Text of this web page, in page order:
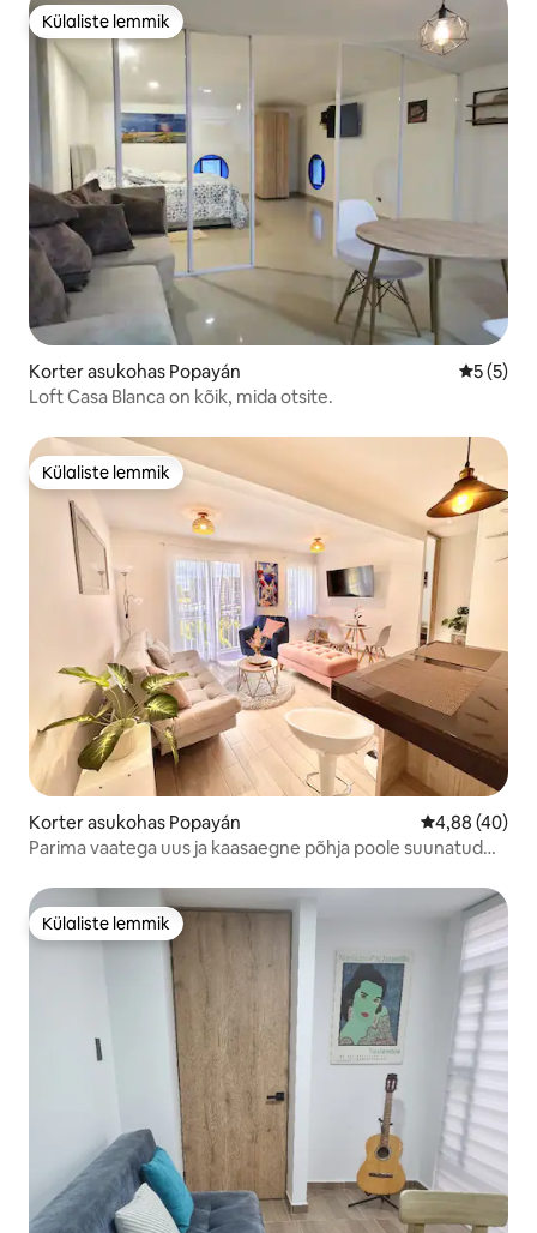
Külaliste lemmik
Külaliste lemmik
Korter asukohas Popayán
5 (5)
Loft Casa Blanca on kõik, mida otsite.
Külaliste lemmik
Külaliste lemmik
Korter asukohas Popayán Keskmine
4,88 (40)
Parima vaatega uus ja kaasaegne põhja poole suunatud
Külaliste lemmik
Külaliste lemmik